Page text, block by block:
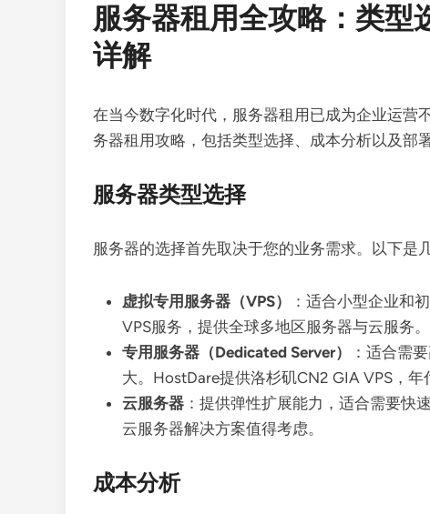
服务器租用全攻略：类型
详解
在当今数字化时代，服务器租用已成为企业运营
务器租用攻略，包括类型选择、成本分析以及部
服务器类型选择
服务器的选择首先取决于您的业务需求。以下是
虚拟专用服务器（VPS）
：适合小型企业和
VPS服务，提供全球多地区服务器与云服务。
专用服务器（Dedicated Server）
：适合需
大。HostDare提供洛杉矶CN2 GIA VPS，
云服务器 ：提供弹性扩展能力，适合需要快
云服务器解决方案值得考虑。
成本分析